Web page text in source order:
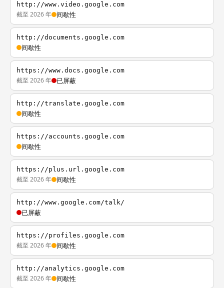
http://www.video.google.com
截至 2026 年 间歇性
http://documents.google.com
间歇性
https://www.docs.google.com
截至 2026 年 已屏蔽
http://translate.google.com
间歇性
https://accounts.google.com
间歇性
https://plus.url.google.com
截至 2026 年 间歇性
http://www.google.com/talk/
已屏蔽
https://profiles.google.com
截至 2026 年 间歇性
http://analytics.google.com
截至 2026 年 间歇性